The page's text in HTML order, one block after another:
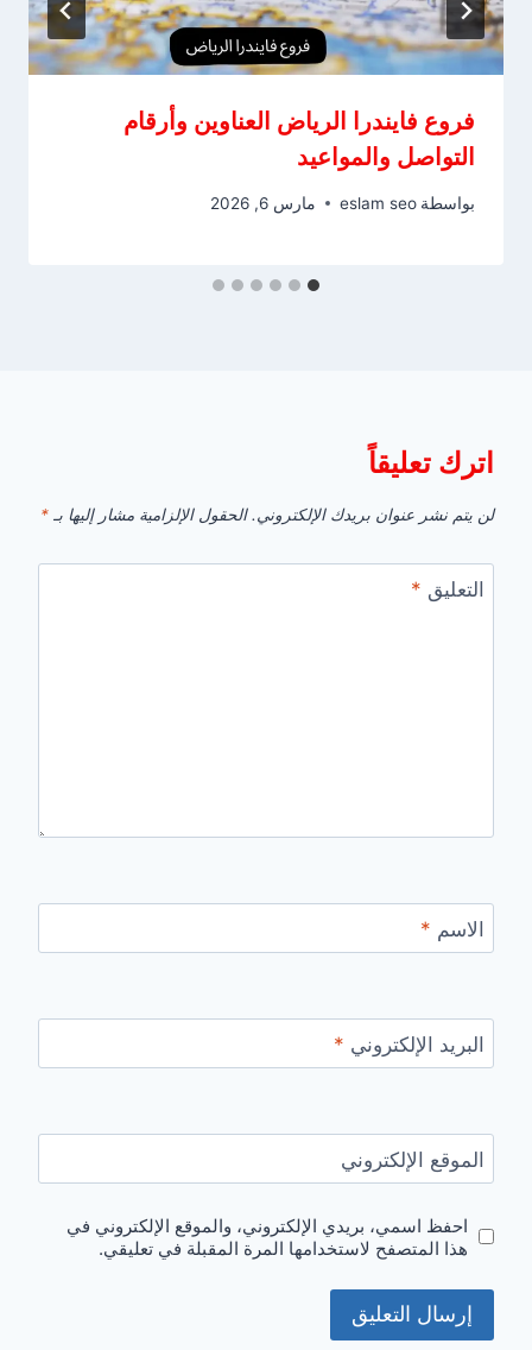
فروع فايندرا الرياض العناوين وأرقام
التواصل والمواعيد
بواسطة eslam seo مارس 6, 2026
اترك تعليقاً
لن يتم نشر عنوان بريدك الإلكتروني. الحقول الإلزامية مشار إليها بـ *
التعليق *
الاسم *
البريد الإلكتروني *
الموقع الإلكتروني
احفظ اسمي، بريدي الإلكتروني، والموقع الإلكتروني في
هذا المتصفح لاستخدامها المرة المقبلة في تعليقي.